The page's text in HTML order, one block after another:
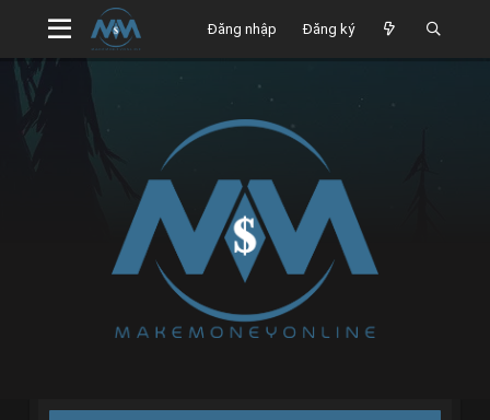
Đăng nhập Đăng ký